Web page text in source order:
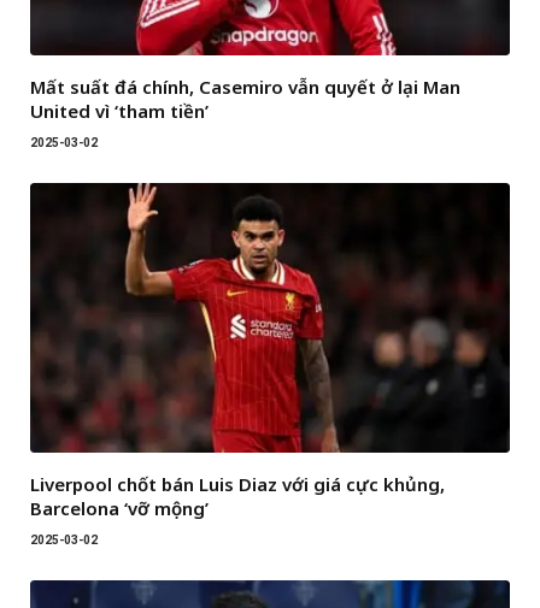
Mất suất đá chính, Casemiro vẫn quyết ở lại Man
United vì ‘tham tiền’
2025-03-02
Liverpool chốt bán Luis Diaz với giá cực khủng,
Barcelona ‘vỡ mộng’
2025-03-02